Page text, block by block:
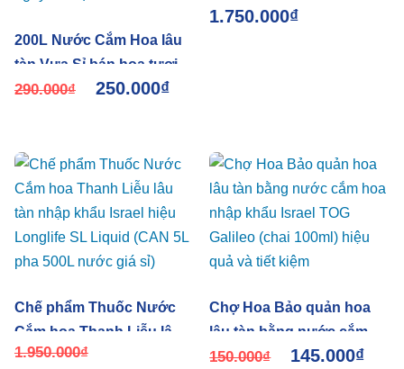
200L Nước Cắm Hoa lâu
tàn Vựa Sỉ bán hoa tươi
(giảm còn 125k/chai) nhập
không thay nước trong
xô 5 ngày liên tục
290.000₫ 250.000₫
Israel
1.750.000₫
Chế phẩm Thuốc Nước
Cắm hoa Thanh Liễu lâu
tàn nhập khẩu Israel hiệu
1.950.000₫
Chợ Hoa Bảo quản hoa
lâu tàn bằng nước cắm
hoa nhập khẩu Israel TOG
150.000₫ 145.000₫